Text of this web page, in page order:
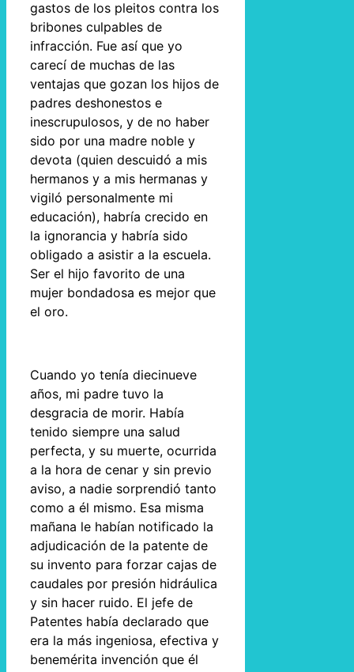
gastos de los pleitos contra los
bribones culpables de
infracción. Fue así que yo
carecí de muchas de las
ventajas que gozan los hijos de
padres deshonestos e
inescrupulosos, y de no haber
sido por una madre noble y
devota (quien descuidó a mis
hermanos y a mis hermanas y
vigiló personalmente mi
educación), habría crecido en
la ignorancia y habría sido
obligado a asistir a la escuela.
Ser el hijo favorito de una
mujer bondadosa es mejor que
el oro.
Cuando yo tenía diecinueve
años, mi padre tuvo la
desgracia de morir. Había
tenido siempre una salud
perfecta, y su muerte, ocurrida
a la hora de cenar y sin previo
aviso, a nadie sorprendió tanto
como a él mismo. Esa misma
mañana le habían notificado la
adjudicación de la patente de
su invento para forzar cajas de
caudales por presión hidráulica
y sin hacer ruido. El jefe de
Patentes había declarado que
era la más ingeniosa, efectiva y
benemérita invención que él